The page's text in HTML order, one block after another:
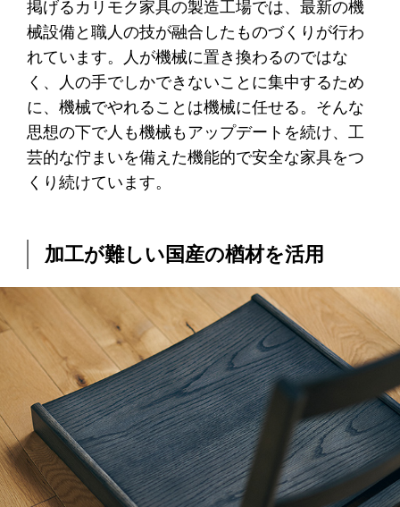
掲げるカリモク家具の製造工場では、最新の機
械設備と職人の技が融合したものづくりが行わ
れています。人が機械に置き換わるのではな
く、人の手でしかできないことに集中するため
に、機械でやれることは機械に任せる。そんな
思想の下で人も機械もアップデートを続け、工
芸的な佇まいを備えた機能的で安全な家具をつ
くり続けています。
加工が難しい国産の楢材を活用